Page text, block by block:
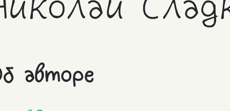
авторе